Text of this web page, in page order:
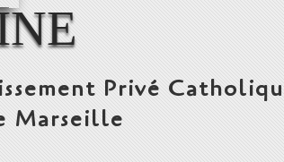
Privé
Marseille